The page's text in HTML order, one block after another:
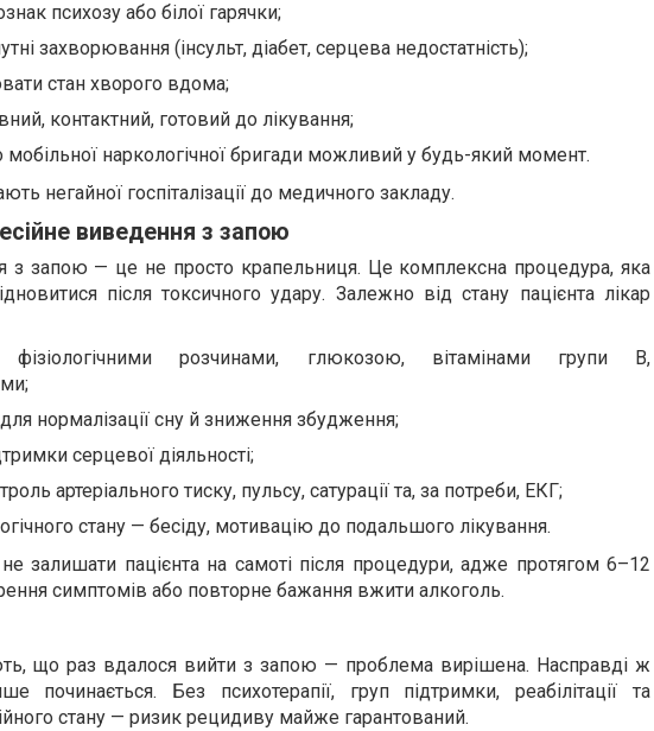
психозу або білої гарячки;
захворювання (інсульт, діабет, серцева недостатність);
стан хворого вдома;
контактний, готовий до лікування;
мобільної наркологічної бригади можливий у будь-який момент.
негайної госпіталізації до медичного закладу.
виведення з запою
з запою — це не просто крапельниця. Це комплексна процедура, яка
після токсичного удару. Залежно від стану пацієнта лікар
розчинами, глюкозою, вітамінами групи B,
нормалізації сну й зниження збудження;
серцевої діяльності;
артеріального тиску, пульсу, сатурації та, за потреби, ЕКГ;
стану — бесіду, мотивацію до подальшого лікування.
залишати пацієнта на самоті після процедури, адже протягом 6–12
симптомів або повторне бажання вжити алкоголь.
що раз вдалося вийти з запою — проблема вирішена. Насправді ж
починається. Без психотерапії, груп підтримки, реабілітації та
стану — ризик рецидиву майже гарантований.